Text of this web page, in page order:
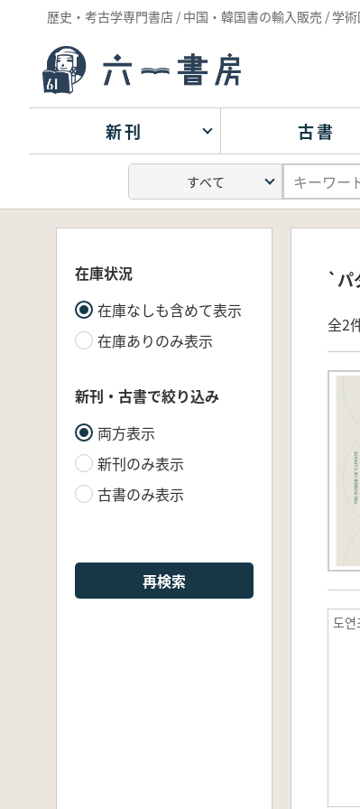
歴史・考古学専門書店 / 中国・韓国書の輸入販売 / 学
新刊 古書
在庫状況
在庫なしも含めて表示
在庫ありのみ表示
新刊・古書で絞り込み
両方表示
新刊のみ表示
古書のみ表示
再検索
`パ
全2
도